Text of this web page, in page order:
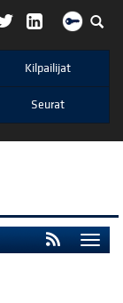
Kilpailijat
Seurat